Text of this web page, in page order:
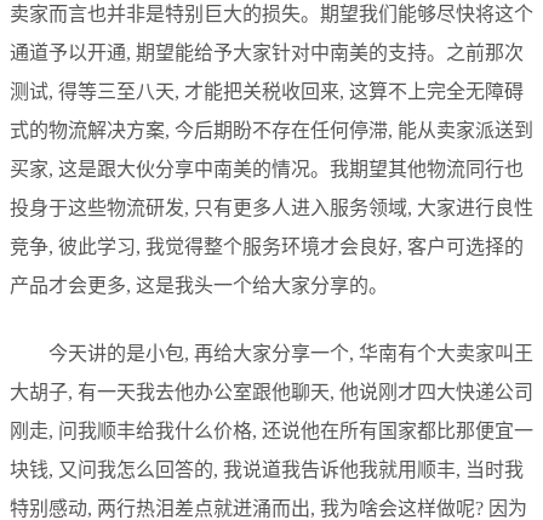
卖家而言也并非是特别巨大的损失。期望我们能够尽快将这个
通道予以开通, 期望能给予大家针对中南美的支持。之前那次
测试, 得等三至八天, 才能把关税收回来, 这算不上完全无障碍
式的物流解决方案, 今后期盼不存在任何停滞, 能从卖家派送到
买家, 这是跟大伙分享中南美的情况。我期望其他物流同行也
投身于这些物流研发, 只有更多人进入服务领域, 大家进行良性
竞争, 彼此学习, 我觉得整个服务环境才会良好, 客户可选择的
产品才会更多, 这是我头一个给大家分享的。
今天讲的是小包, 再给大家分享一个, 华南有个大卖家叫王
大胡子, 有一天我去他办公室跟他聊天, 他说刚才四大快递公司
刚走, 问我顺丰给我什么价格, 还说他在所有国家都比那便宜一
块钱, 又问我怎么回答的, 我说道我告诉他我就用顺丰, 当时我
特别感动, 两行热泪差点就迸涌而出, 我为啥会这样做呢? 因为